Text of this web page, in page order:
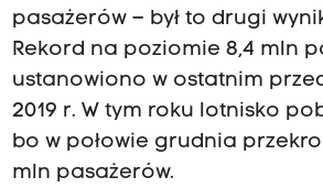
pasażerów – był to drugi
Rekord na poziomie 8,4 mln
ustanowiono w ostatnim
2019 r. W tym roku lotnisko
bo w połowie grudnia
mln pasażerów.